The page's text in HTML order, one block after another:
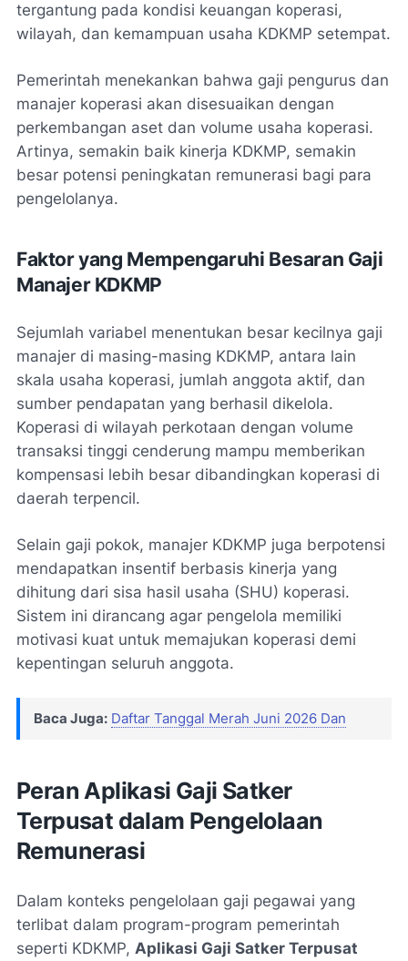
tergantung pada kondisi keuangan koperasi,
wilayah, dan kemampuan usaha KDKMP setempat.
Pemerintah menekankan bahwa gaji pengurus dan
manajer koperasi akan disesuaikan dengan
perkembangan aset dan volume usaha koperasi.
Artinya, semakin baik kinerja KDKMP, semakin
besar potensi peningkatan remunerasi bagi para
pengelolanya.
Faktor yang Mempengaruhi Besaran Gaji
Manajer KDKMP
Sejumlah variabel menentukan besar kecilnya gaji
manajer di masing-masing KDKMP, antara lain
skala usaha koperasi, jumlah anggota aktif, dan
sumber pendapatan yang berhasil dikelola.
Koperasi di wilayah perkotaan dengan volume
transaksi tinggi cenderung mampu memberikan
kompensasi lebih besar dibandingkan koperasi di
daerah terpencil.
Selain gaji pokok, manajer KDKMP juga berpotensi
mendapatkan insentif berbasis kinerja yang
dihitung dari sisa hasil usaha (SHU) koperasi.
Sistem ini dirancang agar pengelola memiliki
motivasi kuat untuk memajukan koperasi demi
kepentingan seluruh anggota.
Baca Juga: Daftar Tanggal Merah Juni 2026 Dan
Peran Aplikasi Gaji Satker
Terpusat dalam Pengelolaan
Remunerasi
Dalam konteks pengelolaan gaji pegawai yang
terlibat dalam program-program pemerintah
seperti KDKMP, Aplikasi Gaji Satker Terpusat